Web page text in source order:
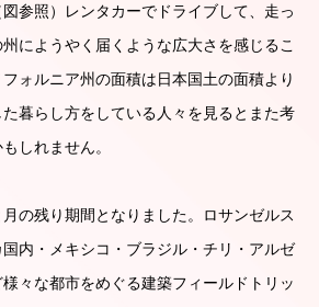
参照）レンタカーでドライブして、走っ
にようやく届くような広大さを感じるこ
ォルニア州の面積は日本国土の面積より
暮らし方をしている人々を見るとまた考
しれません。
の残り期間となりました。ロサンゼルス
内・メキシコ・ブラジル・チリ・アルゼ
々な都市をめぐる建築フィールドトリッ